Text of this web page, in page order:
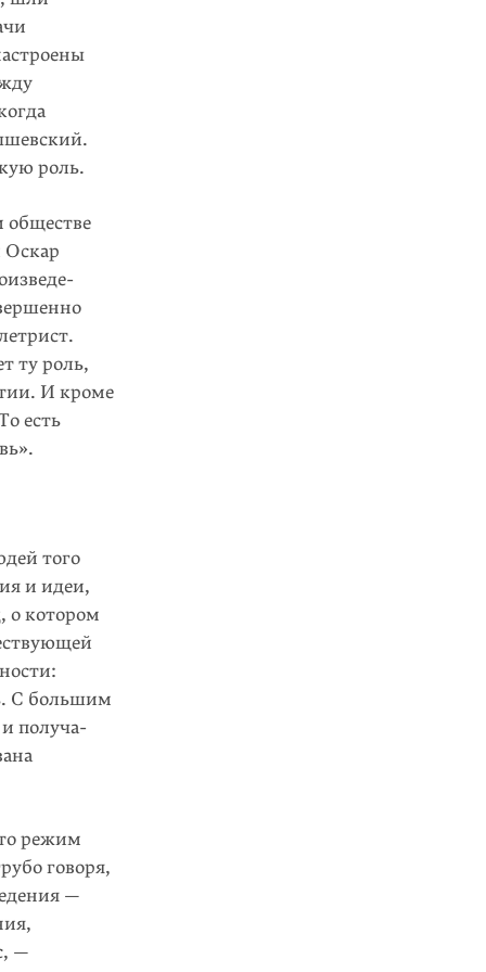
роль.
обществе
Оскар
ту роль,
И кроме
есть
того
и идеи,
о котором
С большим
и получа­
режим
говоря,
—
—